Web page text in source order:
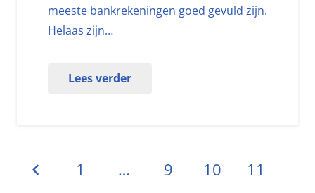
meeste bankrekeningen goed gevuld zijn.
Helaas zijn…
Lees verder
1 … 9 10 11